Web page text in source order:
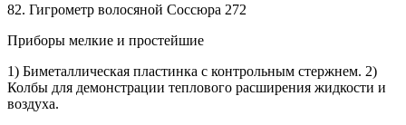
82. Гигрометр волосяной Соссюра 272
Приборы мелкие и простейшие
1) Биметаллическая пластинка с контрольным стержнем. 2)
Колбы для демонстрации теплового расширения жидкости и
воздуха.